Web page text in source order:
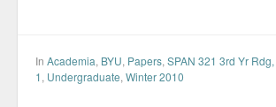
In Academia, BYU, Papers, SPAN 321 3rd Yr
1, Undergraduate, Winter 2010